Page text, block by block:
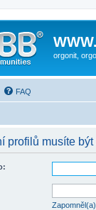
orgonit,
FAQ
profilů musíte